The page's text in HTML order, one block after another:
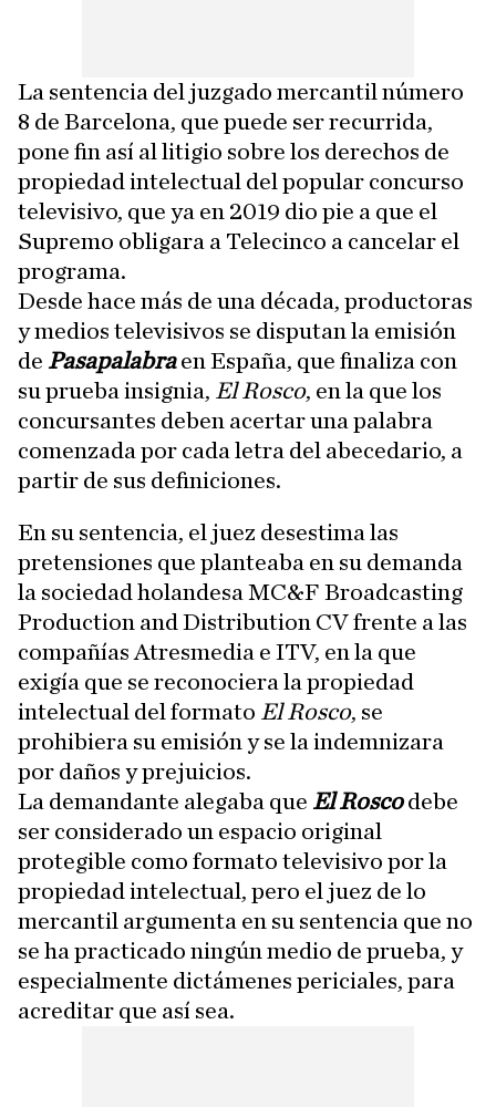
La sentencia del juzgado mercantil número
8 de Barcelona, que puede ser recurrida,
pone fin así al litigio sobre los derechos de
propiedad intelectual del popular concurso
televisivo, que ya en 2019 dio pie a que el
Supremo obligara a Telecinco a cancelar el
programa.
Desde hace más de una década, productoras
y medios televisivos se disputan la emisión
de Pasapalabraen España, que finaliza con
su prueba insignia, El Rosco, en la que los
concursantes deben acertar una palabra
comenzada por cada letra del abecedario, a
partir de sus definiciones.
En su sentencia, el juez desestima las
pretensiones que planteaba en su demanda
la sociedad holandesa MC&F Broadcasting
Production and Distribution CV frente a las
compañías Atresmedia e ITV, en la que
exigía que se reconociera la propiedad
intelectual del formato El Rosco, se
prohibiera su emisión y se la indemnizara
por daños y prejuicios.
La demandante alegaba que El Roscodebe
ser considerado un espacio original
protegible como formato televisivo por la
propiedad intelectual, pero el juez de lo
mercantil argumenta en su sentencia que no
se ha practicado ningún medio de prueba, y
especialmente dictámenes periciales, para
acreditar que así sea.